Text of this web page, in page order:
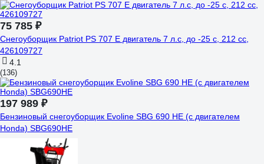
75 785 ₽
Снегоуборщик Patriot PS 707 E двигатель 7 л.с, до -25 с, 212 сс,
426109727
4.1
(136)
197 989 ₽
Бензиновый снегоуборщик Evoline SBG 690 HE (с двигателем
Honda) SBG690HE